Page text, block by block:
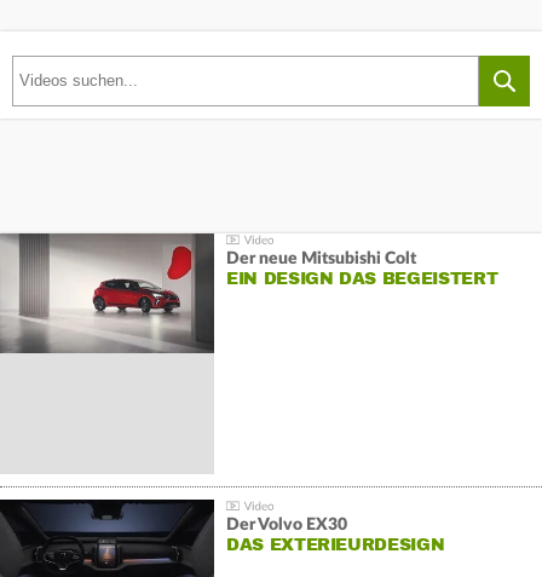
Der neue Mitsubishi Colt
EIN DESIGN DAS BEGEISTERT
Der Volvo EX30
DAS EXTERIEURDESIGN